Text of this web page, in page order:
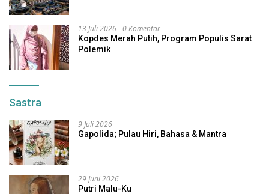
13 Juli 2026 0 Komentar
Kopdes Merah Putih, Program Populis Sarat
Polemik
Sastra
9 Juli 2026
Gapolida; Pulau Hiri, Bahasa & Mantra
29 Juni 2026
Putri Malu-Ku